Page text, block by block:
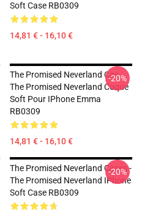
Soft Case RB0309
14,81 € - 16,10 €
The Promised Neverland Cas
The Promised Neverland Coque
Soft Pour IPhone Emma
RB0309
14,81 € - 16,10 €
-20%
The Promised Neverland Cases -
The Promised Neverland IPhone
Soft Case RB0309
-20%